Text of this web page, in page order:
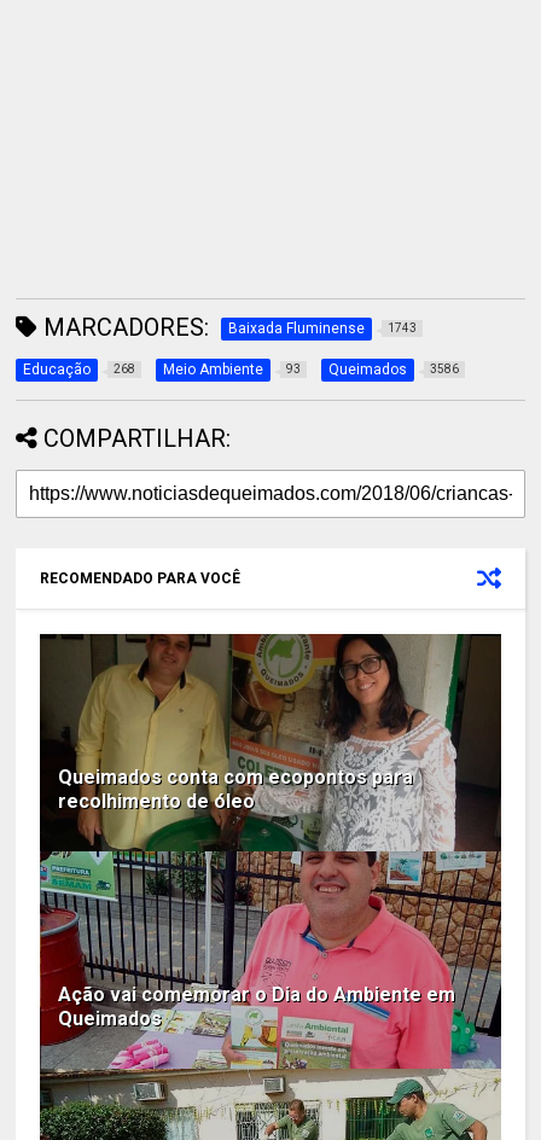
MARCADORES: Baixada Fluminense 1743
Educação 268 Meio Ambiente 93 Queimados 3586
COMPARTILHAR:
RECOMENDADO PARA VOCÊ
Queimados conta com ecopontos para
recolhimento de óleo
Ação vai comemorar o Dia do Ambiente em
Queimados